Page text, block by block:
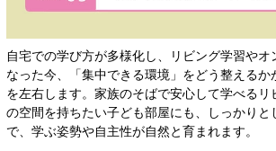
自宅での学び方が多様化し、リビング学習やオ
なった今、「集中できる環境」をどう整える
を左右します。家族のそばで安心して学べるリ
の空間を持ちたい子ども部屋にも、しっかりと
で、学ぶ姿勢や自主性が自然と育まれます。